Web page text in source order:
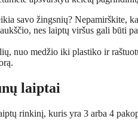
savo žingsnių? Nepamirškite,
nes laiptų viršus gali būti
nuo medžio iki plastiko ir
laiptai
rinkinį, kuris yra 3 arba 4